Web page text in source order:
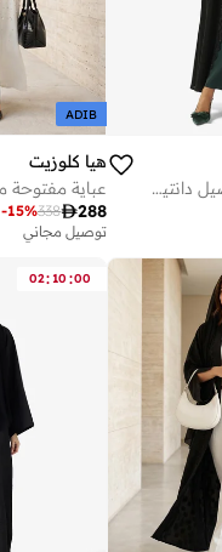
عباية مفتوحة بتفاصيل دانتيل زهري
ADIB
هيا كلوزيت
288
338
-15%
توصيل مجاني
02:10 :00